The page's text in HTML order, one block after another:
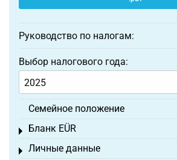
Руководство по налогам:
Выбор налогового года:
Семейное положение
Бланк EÜR
Toggle menu
Личные данные
Toggle menu